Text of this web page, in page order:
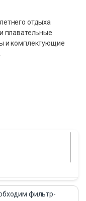
отдыха
плавательные
и комплектующие
фильтр-